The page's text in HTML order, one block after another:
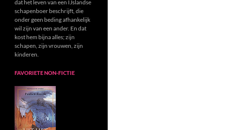
dat het leven van een IJslandse
schapenboer beschrijft, die
onder geen beding afhankelijk
wil zijn van een ander. En dat
kost hem bijna alles; zijn
schapen, zijn vrouwen, zijn
kinderen.
FAVORIETE NON-FICTIE